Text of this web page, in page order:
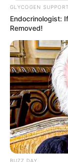
GLYCOGEN SUPPORT
Endocrinologist:
Removed!
BUZZ DAY